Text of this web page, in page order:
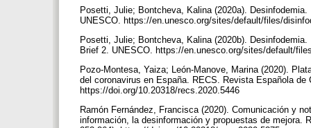
Posetti, Julie; Bontcheva, Kalina (2020a).
UNESCO. https://en.unesco.org/sites/default/files/
Posetti, Julie; Bontcheva, Kalina (2020b).
Brief 2. UNESCO. https://en.unesco.org/sites/default/
Pozo-Montesa, Yaiza; León-Manove, Marina (2020).
del coronavirus en España. RECS. Revista Española
https://doi.org/10.20318/recs.2020.5446
Ramón Fernández, Francisca (2020). Comunicación y
información, la desinformación y propuestas de mejora.